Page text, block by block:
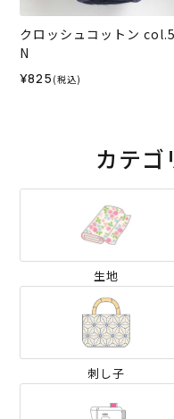
クロッシュコットン
N
¥825 (税込)
カテゴ
生地
刺し子